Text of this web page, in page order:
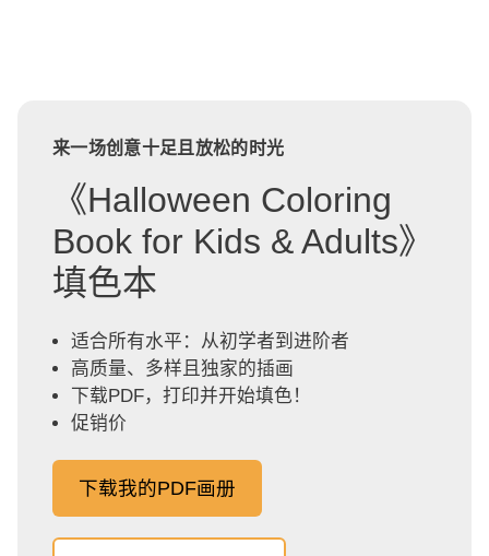
来一场创意十足且放松的时光
《Halloween Coloring
Book for Kids & Adults》
填色本
适合所有水平：从初学者到进阶者
高质量、多样且独家的插画
下载PDF，打印并开始填色！
促销价
下载我的PDF画册